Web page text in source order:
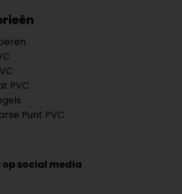
PVC
Punt PVC
op social media